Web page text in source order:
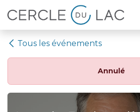
Se rendre au contenu
Tous les événements
Annulé